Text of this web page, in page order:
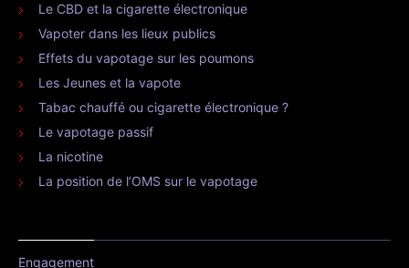
Le CBD et la cigarette électronique
Vapoter dans les lieux publics
Effets du vapotage sur les poumons
Les Jeunes et la vapote
Tabac chauffé ou cigarette électronique ?
Le vapotage passif
La nicotine
La position de l’OMS sur le vapotage
Engagement